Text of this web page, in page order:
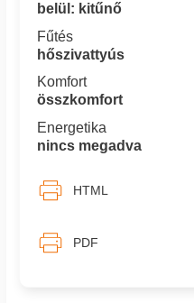
belül: kitűnő
Fűtés
hőszivattyús
Komfort
összkomfort
Energetika
nincs megadva
HTML
PDF